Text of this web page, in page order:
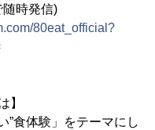
時発信)
80eat_official?
】
”食体験」をテーマにし